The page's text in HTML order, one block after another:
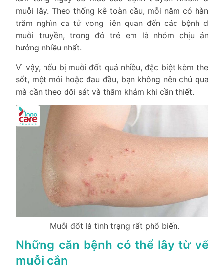
muỗi lây. Theo thống kê toàn cầu, mỗi năm có hàng
trăm nghìn ca tử vong liên quan đến các bệnh do
muỗi truyền, trong đó trẻ em là nhóm chịu ảnh
hưởng nhiều nhất.
Vì vậy, nếu bị muỗi đốt quá nhiều, đặc biệt kèm theo
sốt, mệt mỏi hoặc đau đầu, bạn không nên chủ quan
mà cần theo dõi sát và thăm khám khi cần thiết.
Muỗi đốt là tình trạng rất phổ biến.
Những căn bệnh có thể lây từ vết
muỗi cắn